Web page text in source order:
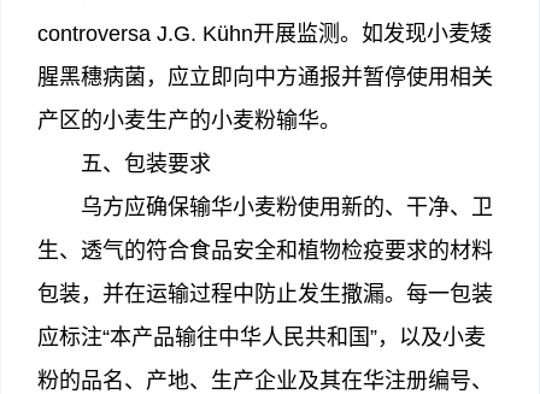
controversa J.G. Kühn开展监测。如发现小麦矮
腥黑穗病菌，应立即向中方通报并暂停使用相关
产区的小麦生产的小麦粉输华。
五、包装要求
乌方应确保输华小麦粉使用新的、干净、卫
生、透气的符合食品安全和植物检疫要求的材料
包装，并在运输过程中防止发生撒漏。每一包装
应标注“本产品输往中华人民共和国”，以及小麦
粉的品名、产地、生产企业及其在华注册编号、